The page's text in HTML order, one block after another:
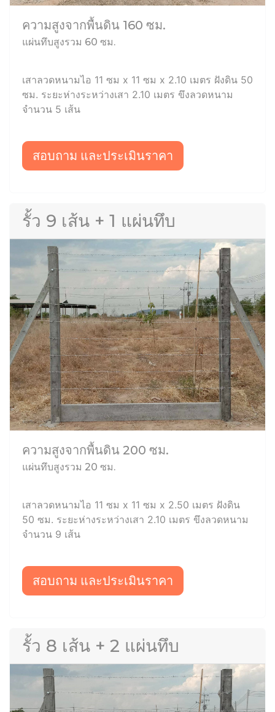
ความสูงจากพื้นดิน 160 ซม.
แผ่นทึบสูงรวม 60 ซม.
เสาลวดหนามไอ 11 ซม x 11 ซม x 2.10 เมตร ฝังดิน 50
ซม. ระยะห่างระหว่างเสา 2.10 เมตร ขึงลวดหนาม
จำนวน 5 เส้น
สอบถาม และประเมินราคา
รั้ว 9 เส้น + 1 แผ่นทึบ
ความสูงจากพื้นดิน 200 ซม.
แผ่นทึบสูงรวม 20 ซม.
เสาลวดหนามไอ 11 ซม x 11 ซม x 2.50 เมตร ฝังดิน
50 ซม. ระยะห่างระหว่างเสา 2.10 เมตร ขึงลวดหนาม
จำนวน 9 เส้น
สอบถาม และประเมินราคา
รั้ว 8 เส้น + 2 แผ่นทึบ